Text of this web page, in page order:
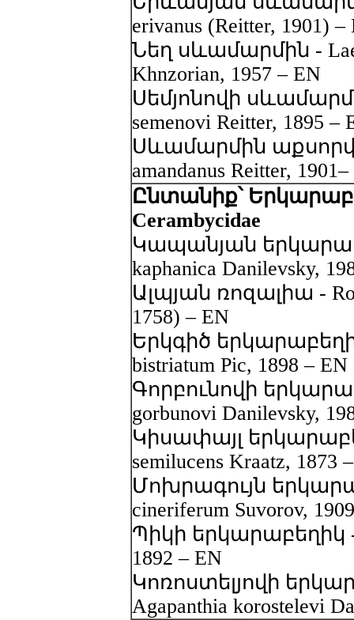
erivanus (Reitter, 1901) –
Նեղ սևամարմին -
Khnzorian, 1957 – EN
Սեմյոնովի
semenovi Reitter, 1895 –
Սևամարմին
amandanus Reitter,
Ընտանիք՝
Cerambycidae
Կապանյան
kaphanica Danilevsky,
Ալպյան ռոզալիա -
1758) – EN
Երկգիծ
bistriatum Pic, 1898 – EN
Գորբունովի
gorbunovi Danilevsky,
Կիսափայլ
semilucens Kraatz, 1873
Մոխրագույն
cineriferum Suvorov,
Պիկի երկարաբեղիկ -
1892 – EN
Կոռոստելյովի
Agapanthia korostelevi